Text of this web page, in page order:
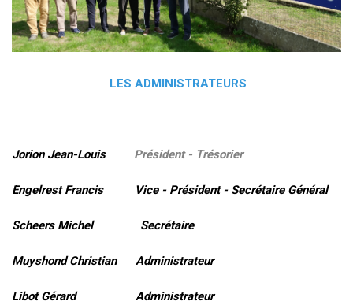
LES ADMINISTRATEURS
Jorion Jean-Louis Président - Trésorier
Engelrest Francis Vice - Président - Secrétaire Général
Scheers Michel Secrétaire
Muyshond Christian Administrateur
Libot Gérard Administrateur